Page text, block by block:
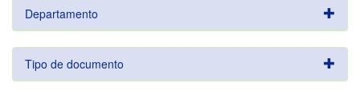
Departamento
Tipo de documento